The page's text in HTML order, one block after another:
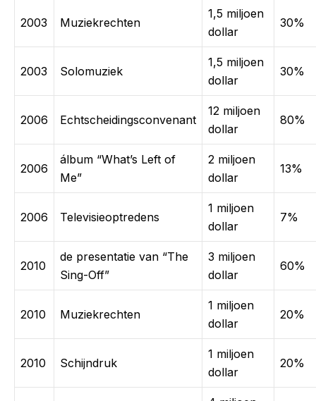
2003 Muziekrechten
1,5 miljoen
dollar
30%
2003 Solomuziek
1,5 miljoen
dollar
30%
2006 Echtscheidingsconvenant
12 miljoen
dollar
80%
2006
álbum “What’s Left of
Me”
2 miljoen
dollar
13%
2006 Televisieoptredens
1 miljoen
dollar
7%
2010
de presentatie van “The
Sing-Off”
3 miljoen
dollar
60%
2010 Muziekrechten
1 miljoen
dollar
20%
2010 Schijndruk
1 miljoen
dollar
20%